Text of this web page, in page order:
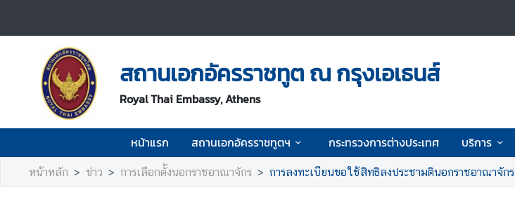
สถานเอกอัครราชทูต ณ กรุงเอเธนส์
Royal Thai Embassy, Athens
หน้าแรก สถานเอกอัครราชทูตฯ กระทรวงการต่างประเทศ บริการ
ก
ส
ถ
หน้าหลัก ข่าว การเลือกตั้งนอกราชอาณาจักร การลงทะเบียนขอใช้สิทธิลงประชามตินอกราชอาณาจักร